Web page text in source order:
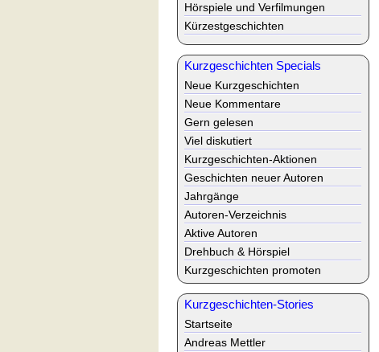
Hörspiele und Verfilmungen
Kürzestgeschichten
Kurzgeschichten Specials
Neue Kurzgeschichten
Neue Kommentare
Gern gelesen
Viel diskutiert
Kurzgeschichten-Aktionen
Geschichten neuer Autoren
Jahrgänge
Autoren-Verzeichnis
Aktive Autoren
Drehbuch & Hörspiel
Kurzgeschichten promoten
Kurzgeschichten-Stories
Startseite
Andreas Mettler